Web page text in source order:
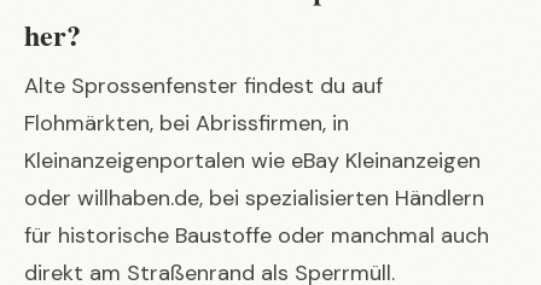
her?
Alte Sprossenfenster findest du auf
Flohmärkten, bei Abrissfirmen, in
Kleinanzeigenportalen wie eBay Kleinanzeigen
oder willhaben.de, bei spezialisierten Händlern
für historische Baustoffe oder manchmal auch
direkt am Straßenrand als Sperrmüll.